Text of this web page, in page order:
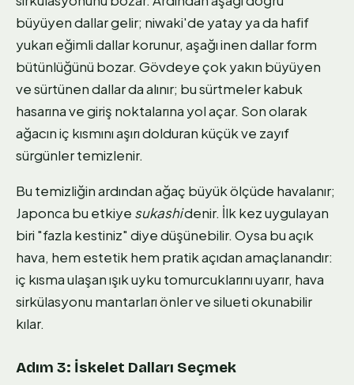
büyüyen dallar gelir; niwaki'de yatay ya da hafif
yukarı eğimli dallar korunur, aşağı inen dallar form
bütünlüğünü bozar. Gövdeye çok yakın büyüyen
ve sürtünen dallar da alınır; bu sürtmeler kabuk
hasarına ve giriş noktalarına yol açar. Son olarak
ağacın iç kısmını aşırı dolduran küçük ve zayıf
sürgünler temizlenir.
Bu temizliğin ardından ağaç büyük ölçüde havalanır;
Japonca bu etkiye sukashidenir. İlk kez uygulayan
biri "fazla kestiniz" diye düşünebilir. Oysa bu açık
hava, hem estetik hem pratik açıdan amaçlanandır:
iç kısma ulaşan ışık uyku tomurcuklarını uyarır, hava
sirkülasyonu mantarları önler ve silueti okunabilir
kılar.
Adım 3: İskelet Dalları Seçmek